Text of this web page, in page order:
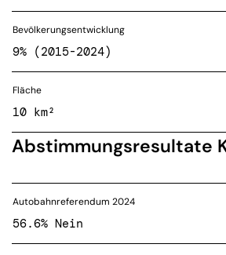
Bevölkerungsentwicklung
9% (2015-2024)
Fläche
10 km²
Abstimmungsresultate
Autobahnreferendum 2024
56.6% Nein